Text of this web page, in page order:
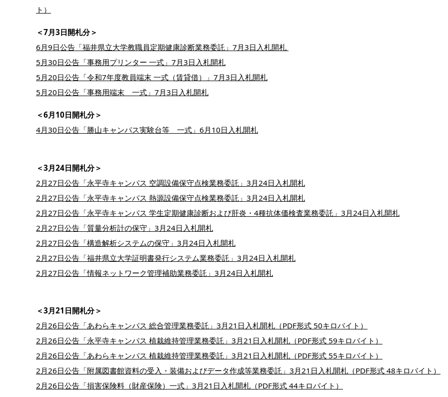
ト）
＜7月3日開札分＞
6月9日公告「福井県立大学教職員定期健康診断業務委託」7月3日入札開札
5月30日公告「事務用プリンター 一式」7月3日入札開札
5月20日公告「令和7年度教員端末 一式（賃貸借）」7月3日入札開札
5月20日公告「事務用端末 一式」7月3日入札開札
＜6月10日開札分＞
4月30日公告「勝山キャンパス実験台等 一式」6月10日入札開札
＜3月24日開札分＞
2月27日公告「永平寺キャンパス 空調設備保守点検業務委託」3月24日入札開札
2月27日公告「永平寺キャンパス 熱源設備保守点検業務委託」3月24日入札開札
2月27日公告「永平寺キャンパス 学生定期健康診断および肝炎・4種抗体価検査業務委託」3月24日入札開札
2月27日公告「質量分析計の保守」3月24日入札開札
2月27日公告「構造解析システムの保守」3月24日入札開札
2月27日公告「福井県立大学証明書発行システム業務委託」3月24日入札開札
2月27日公告「情報ネットワーク管理補助業務委託」3月24日入札開札
＜3月21日開札分＞
2月26日公告「あわらキャンパス 総合管理業務委託」3月21日入札開札（PDF形式 50キロバイト）
2月26日公告「永平寺キャンパス 植栽維持管理業務委託」3月21日入札開札（PDF形式 59キロバイト）
2月26日公告「あわらキャンパス 植栽維持管理業務委託」3月21日入札開札（PDF形式 55キロバイト）
2月26日公告「附属図書館資料の受入・装備およびデータ作成等業務委託」3月21日入札開札（PDF形式 48キロバイト）
2月26日公告「損害保険料（財産保険）一式」3月21日入札開札（PDF形式 44キロバイト）